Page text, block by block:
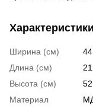
Характеристики
Ширина (см)
Длина (см)
Высота (см)
52
Материал